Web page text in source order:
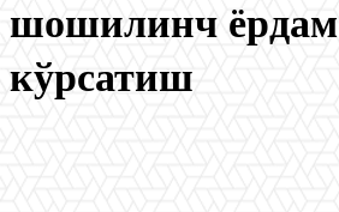
шошилинч ёрдам
кўрсатиш